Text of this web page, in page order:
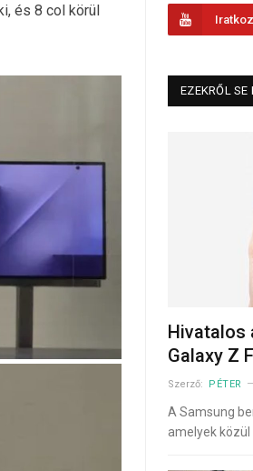
és 8 col körül
EZEKRŐL
Hivatalos
Galaxy Z
Szerző: PÉTER
A Samsung
amelyek közül